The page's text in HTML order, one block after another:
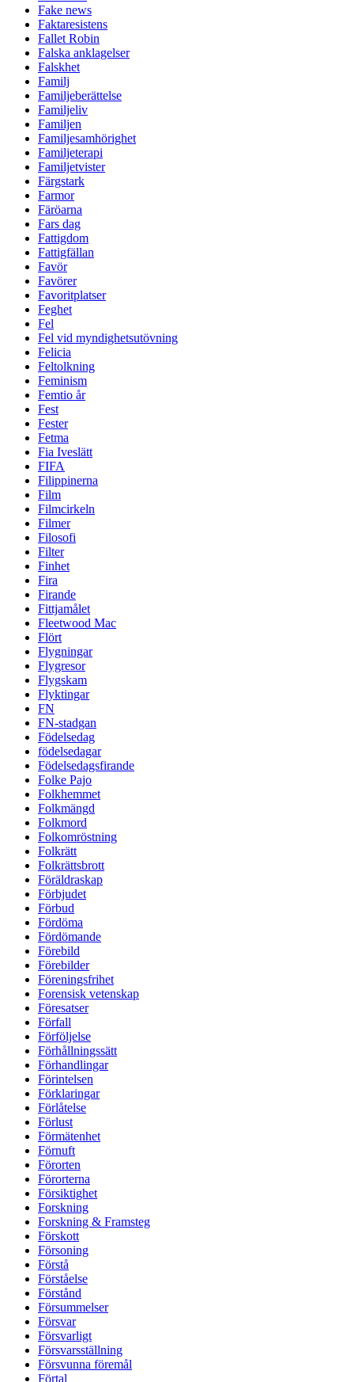
Fake news
Faktaresistens
Fallet Robin
Falska anklagelser
Falskhet
Familj
Familjeberättelse
Familjeliv
Familjen
Familjesamhörighet
Familjeterapi
Familjetvister
Färgstark
Farmor
Färöarna
Fars dag
Fattigdom
Fattigfällan
Favör
Favörer
Favoritplatser
Feghet
Fel
Fel vid myndighetsutövning
Felicia
Feltolkning
Feminism
Femtio år
Fest
Fester
Fetma
Fia Iveslätt
FIFA
Filippinerna
Film
Filmcirkeln
Filmer
Filosofi
Filter
Finhet
Fira
Firande
Fittjamålet
Fleetwood Mac
Flört
Flygningar
Flygresor
Flygskam
Flyktingar
FN
FN-stadgan
Födelsedag
födelsedagar
Födelsedagsfirande
Folke Pajo
Folkhemmet
Folkmängd
Folkmord
Folkomröstning
Folkrätt
Folkrättsbrott
Föräldraskap
Förbjudet
Förbud
Fördöma
Fördömande
Förebild
Förebilder
Föreningsfrihet
Forensisk vetenskap
Föresatser
Förfall
Förföljelse
Förhållningssätt
Förhandlingar
Förintelsen
Förklaringar
Förlåtelse
Förlust
Förmätenhet
Förnuft
Förorten
Förorterna
Försiktighet
Forskning
Forskning & Framsteg
Förskott
Försoning
Förstå
Förståelse
Förstånd
Försummelser
Försvar
Försvarligt
Försvarsställning
Försvunna föremål
Förtal